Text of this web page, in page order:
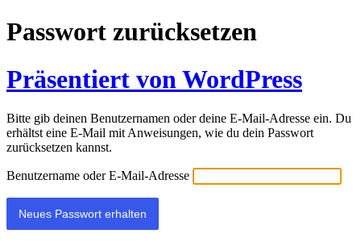
Passwort zurücksetzen
Präsentiert von WordPress
Bitte gib deinen Benutzernamen oder deine E-Mail-Adresse ein. Du
erhältst eine E-Mail mit Anweisungen, wie du dein Passwort
zurücksetzen kannst.
Benutzername oder E-Mail-Adresse